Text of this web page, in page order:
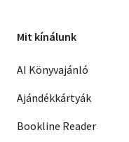
Mit kínálunk
AI Könyvajánló
Ajándékkártyák
Bookline Reader